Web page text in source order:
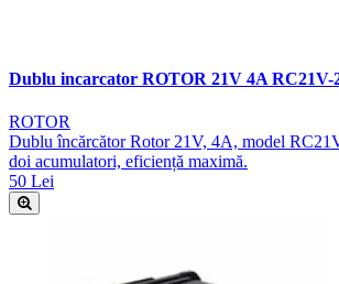
Dublu incarcator ROTOR 21V 4A RC21V-
ROTOR
Dublu încărcător Rotor 21V, 4A, model
doi acumulatori, eficiență maximă.
50 Lei